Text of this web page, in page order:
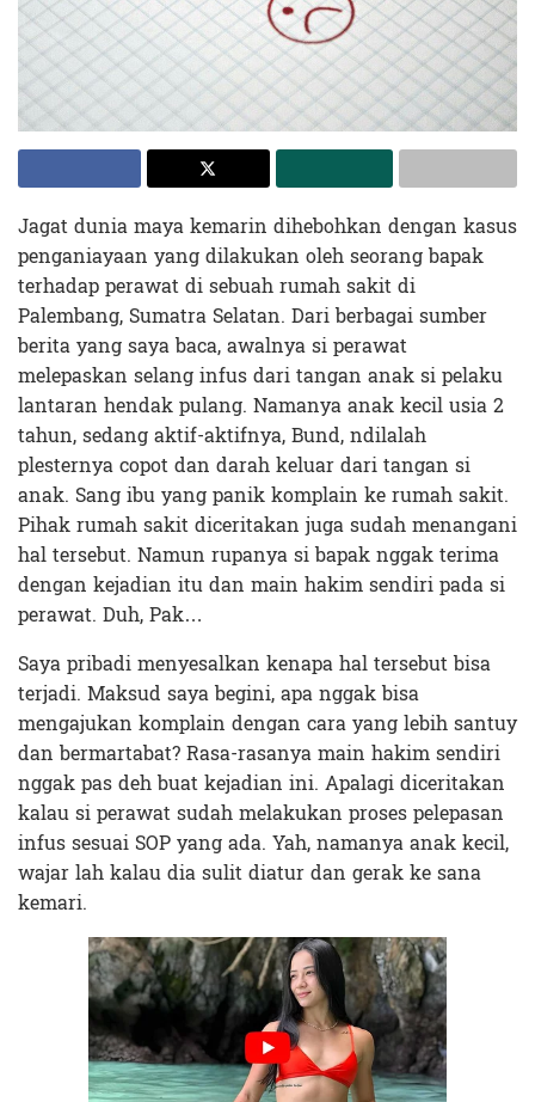
Jagat dunia maya kemarin dihebohkan dengan kasus
penganiayaan yang dilakukan oleh seorang bapak
terhadap perawat di sebuah rumah sakit di
Palembang, Sumatra Selatan. Dari berbagai sumber
berita yang saya baca, awalnya si perawat
melepaskan selang infus dari tangan anak si pelaku
lantaran hendak pulang. Namanya anak kecil usia 2
tahun, sedang aktif-aktifnya, Bund, ndilalah
plesternya copot dan darah keluar dari tangan si
anak. Sang ibu yang panik komplain ke rumah sakit.
Pihak rumah sakit diceritakan juga sudah menangani
hal tersebut. Namun rupanya si bapak nggak terima
dengan kejadian itu dan main hakim sendiri pada si
perawat. Duh, Pak…
Saya pribadi menyesalkan kenapa hal tersebut bisa
terjadi. Maksud saya begini, apa nggak bisa
mengajukan komplain dengan cara yang lebih santuy
dan bermartabat? Rasa-rasanya main hakim sendiri
nggak pas deh buat kejadian ini. Apalagi diceritakan
kalau si perawat sudah melakukan proses pelepasan
infus sesuai SOP yang ada. Yah, namanya anak kecil,
wajar lah kalau dia sulit diatur dan gerak ke sana
kemari.